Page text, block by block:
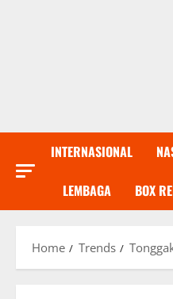
INTERNASIONAL
LEMBAGA BOX
Home Trends